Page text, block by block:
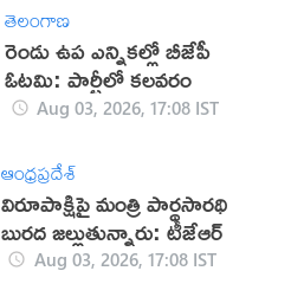
తెలంగాణ
రెండు ఉప ఎన్నికల్లో బీజేపీ
ఓటమి: పార్టీలో కలవరం
Aug 03, 2026, 17:08 IST
ఆంధ్రప్రదేశ్
విరూపాక్షిపై మంత్రి పార్థసారథి
బురద జల్లుతున్నారు: టీజేఆర్
Aug 03, 2026, 17:08 IST